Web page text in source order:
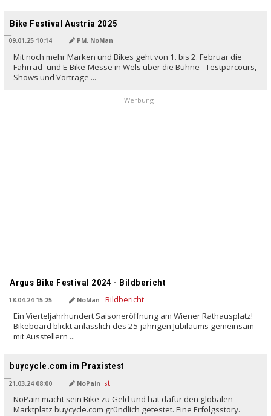
Bike Festival Austria 2025
09.01.25 10:14 PM, NoMan
Mit noch mehr Marken und Bikes geht von 1. bis 2. Februar die
Fahrrad- und E-Bike-Messe in Wels über die Bühne - Testparcours,
Shows und Vorträge ...
Werbung
Argus Bike Festival 2024 - Bildbericht
18.04.24 15:25 NoMan
Ein Vierteljahrhundert Saisoneröffnung am Wiener Rathausplatz!
Bikeboard blickt anlässlich des 25-jährigen Jubiläums gemeinsam
mit Ausstellern ...
buycycle.com im Praxistest
21.03.24 08:00 NoPain
NoPain macht sein Bike zu Geld und hat dafür den globalen
Marktplatz buycycle.com gründlich getestet. Eine Erfolgsstory.